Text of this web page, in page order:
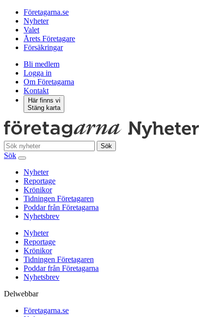
Företagarna.se
Nyheter
Valet
Årets Företagare
Försäkringar
Bli medlem
Logga in
Om Företagarna
Kontakt
Här finns vi
Stäng karta
Sök
Sök
Nyheter
Reportage
Krönikor
Tidningen Företagaren
Poddar från Företagarna
Nyhetsbrev
Nyheter
Reportage
Krönikor
Tidningen Företagaren
Poddar från Företagarna
Nyhetsbrev
Delwebbar
Företagarna.se